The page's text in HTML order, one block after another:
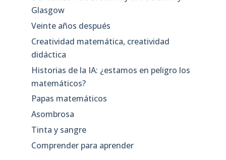
Glasgow
Veinte años después
Creatividad matemática, creatividad
didáctica
Historias de la IA: ¿estamos en peligro los
matemáticos?
Papas matemáticos
Asombrosa
Tinta y sangre
Comprender para aprender